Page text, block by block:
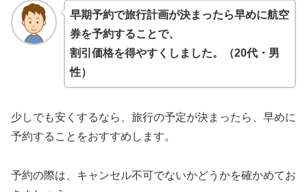
早期予約で旅行計画が決まったら早めに航空
券を予約することで、
割引価格を得やすくしました。（20代・男
性）
少しでも安くするなら、旅行の予定が決まったら、早めに
予約することをおすすめします。
予約の際は、キャンセル不可でないかどうかを確かめてお